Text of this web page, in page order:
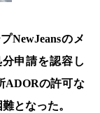
NewJeansのメ
申請を認容し
ADORの許可な
となった。